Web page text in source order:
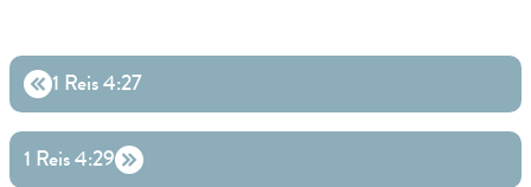
1 Reis 4:27
1 Reis 4:29